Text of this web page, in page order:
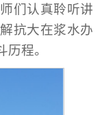
们认真聆听讲
抗大在浆水办
程。